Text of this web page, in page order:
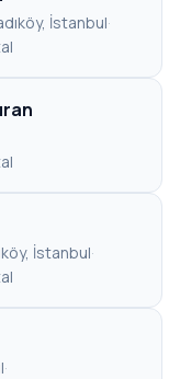
İstanbul·
İstanbul·
·